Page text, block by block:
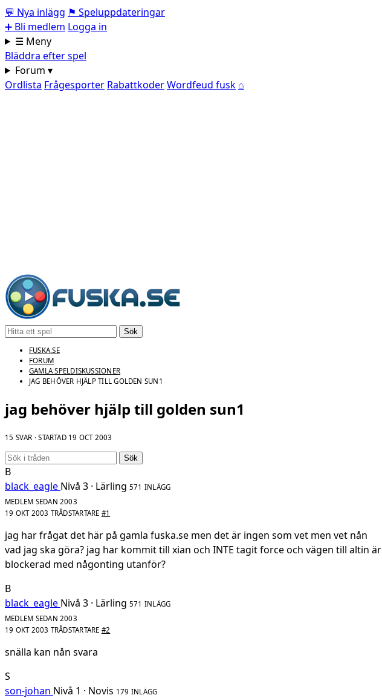
💬 Nya inlägg ⚑ Speluppdateringar
➕ Bli medlem Logga in
☰ Meny
Bläddra efter spel
Forum ▾
Ordlista Frågesporter RabattkoderWordfeud fusk ⌂
Sök
FUSKA.SE
FORUM
GAMLA SPELDISKUSSIONER
JAG BEHÖVER HJÄLP TILL GOLDEN SUN1
jag behöver hjälp till golden sun1
15 SVAR · STARTAD 19 OCT 2003
Sök
B
black_eagle Nivå 3 · Lärling 571 INLÄGG
MEDLEM SEDAN 2003
19 OKT 2003 TRÅDSTARTARE #1
jag har frågat det här på gamla fuska.se men det är ingen som vet men vet nån
vad jag ska göra? jag har kommit till xian och INTE tagit force och vägen till altin är
blockerad med någonting utanför?
B
black_eagle Nivå 3 · Lärling 571 INLÄGG
MEDLEM SEDAN 2003
19 OKT 2003 TRÅDSTARTARE #2
snälla kan nån svara
S
son-johan Nivå 1 · Novis 179 INLÄGG